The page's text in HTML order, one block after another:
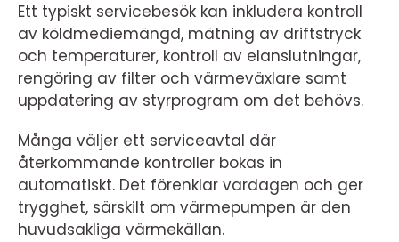
Ett typiskt servicebesök kan inkludera kontroll
av köldmediemängd, mätning av driftstryck
och temperaturer, kontroll av elanslutningar,
rengöring av filter och värmeväxlare samt
uppdatering av styrprogram om det behövs.
Många väljer ett serviceavtal där
återkommande kontroller bokas in
automatiskt. Det förenklar vardagen och ger
trygghet, särskilt om värmepumpen är den
huvudsakliga värmekällan.